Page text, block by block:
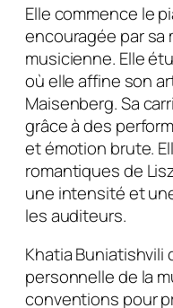
Elle commence le
encouragée par sa
musicienne. Elle
où elle affine son
Maisenberg. Sa
grâce à des
et émotion brute.
romantiques de
une intensité et
les auditeurs.
Khatia
personnelle de la
conventions pour